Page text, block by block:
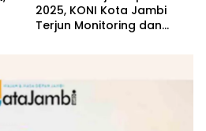
2025, KONI Kota Jambi
Terjun Monitoring dan